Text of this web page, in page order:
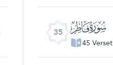
35 ﮯ
45 Verset